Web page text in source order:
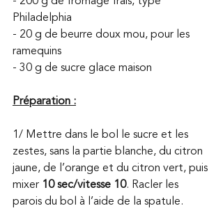
Philadelphia
- 20 g de beurre doux mou, pour les
ramequins
- 30 g de sucre glace maison
Préparation :
1/ Mettre dans le bol le sucre et les
zestes, sans la partie blanche, du citron
jaune, de l’orange et du citron vert, puis
mixer 10 sec/vitesse 10. Racler les
parois du bol à l’aide de la spatule.